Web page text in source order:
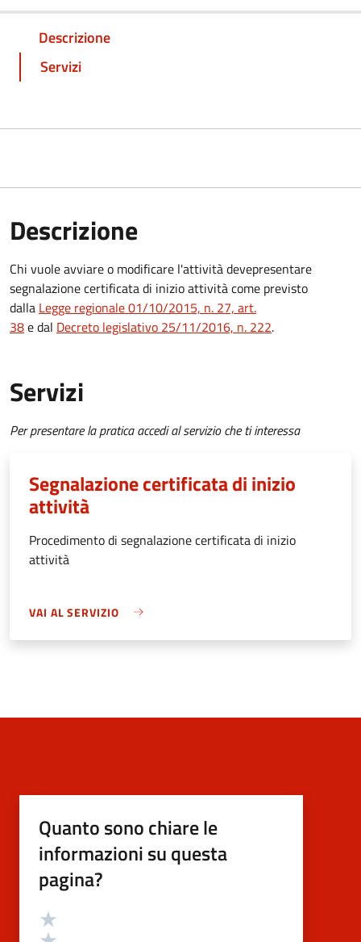
Descrizione
Servizi
Descrizione
Chi vuole avviare o modificare l'attività devepresentare
segnalazione certificata di inizio attività come previsto
dalla Legge regionale 01/10/2015, n. 27, art.
38e dal Decreto legislativo 25/11/2016, n. 222.
Servizi
Per presentare la pratica accedi al servizio che ti interessa
Segnalazione certificata di inizio
attività
Procedimento di segnalazione certificata di inizio
attività
VAI AL SERVIZIO
Quanto sono chiare le
informazioni su questa
pagina?
Valutazione